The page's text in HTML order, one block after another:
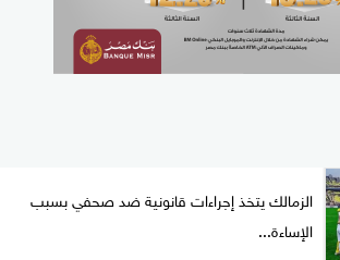
الزمالك يتخذ إجراءات قانونية ضد صحفي بسبب
الإساءة...